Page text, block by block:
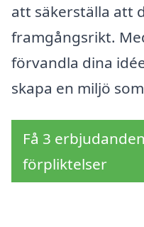
att säkerställa att
framgångsrikt.
förvandla dina
skapa en miljö
Få 3
förpliktelser